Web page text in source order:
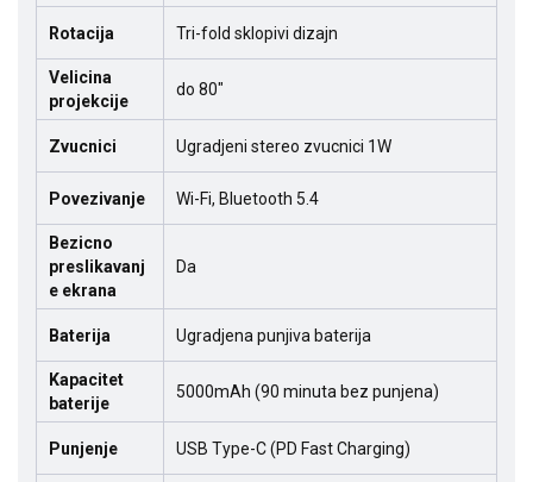
Rotacija Tri-fold sklopivi dizajn
Velicina
projekcije
do 80"
Zvucnici Ugradjeni stereo zvucnici 1W
Povezivanje Wi-Fi, Bluetooth 5.4
Bezicno
preslikavanj
e ekrana
Da
Baterija Ugradjena punjiva baterija
Kapacitet
baterije
5000mAh (90 minuta bez punjena)
Punjenje USB Type-C (PD Fast Charging)